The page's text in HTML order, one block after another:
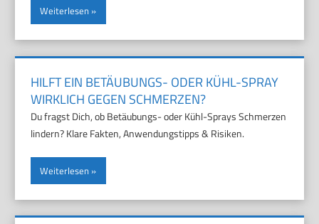
Weiterlesen
HILFT EIN BETÄUBUNGS- ODER KÜHL-SPRAY
WIRKLICH GEGEN SCHMERZEN?
Du fragst Dich, ob Betäubungs- oder Kühl-Sprays Schmerzen
lindern? Klare Fakten, Anwendungstipps & Risiken.
Weiterlesen